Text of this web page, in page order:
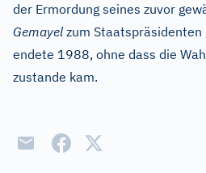
der Ermordung seines zuvor
Gemayel zum
endete 1988, ohne dass die
zustande kam.